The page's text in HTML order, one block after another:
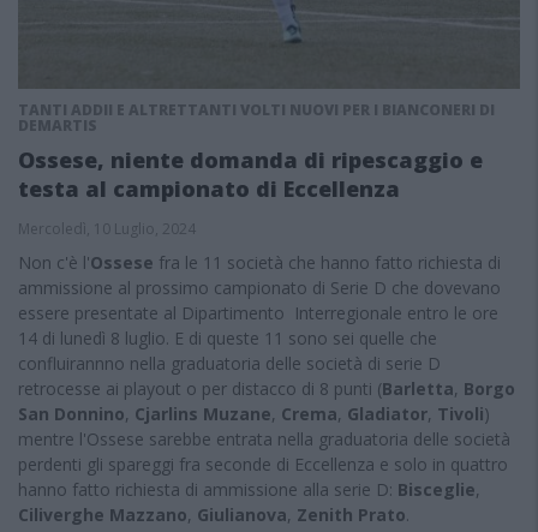
TANTI ADDII E ALTRETTANTI VOLTI NUOVI PER I BIANCONERI DI
DEMARTIS
Ossese, niente domanda di ripescaggio e
testa al campionato di Eccellenza
Mercoledì, 10 Luglio, 2024
Non c'è l'Ossese fra le 11 società che hanno fatto richiesta di
ammissione al prossimo campionato di Serie D che dovevano
essere presentate al Dipartimento Interregionale entro le ore
14 di lunedì 8 luglio. E di queste 11 sono sei quelle che
confluirannno nella graduatoria delle società di serie D
retrocesse ai playout o per distacco di 8 punti (Barletta, Borgo
San Donnino, Cjarlins Muzane, Crema, Gladiator, Tivoli)
mentre l'Ossese sarebbe entrata nella graduatoria delle società
perdenti gli spareggi fra seconde di Eccellenza e solo in quattro
hanno fatto richiesta di ammissione alla serie D: Bisceglie,
Ciliverghe Mazzano, Giulianova, Zenith Prato.